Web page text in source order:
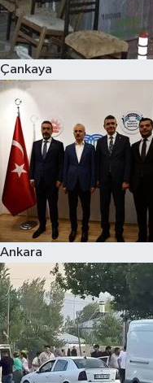
Çankaya
Ankara
Spor
Burç Yorumları
Eğitim
Hava Durumu
Kadın
Kim kimdir?
Kültür Sanat
Sağlık